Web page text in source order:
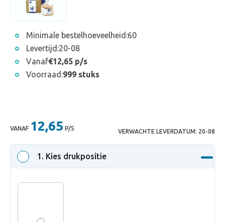
Minimale bestelhoeveelheid:60
Levertijd:20-08
Vanaf€12,65 p/s
Voorraad:999 stuks
VANAF 12,65 P/S VERWACHTE LEVERDATUM: 20-08
1 . Kies drukpositie